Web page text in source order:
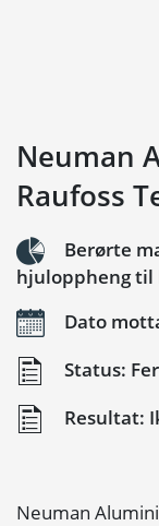
Neuman
Raufoss
Berørte
hjuloppheng til
Dato
Status:
Resultat:
Neuman